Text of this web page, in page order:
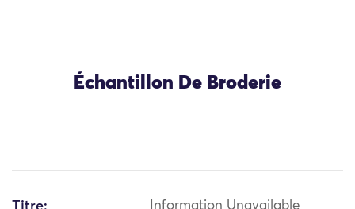
Échantillon De Broderie